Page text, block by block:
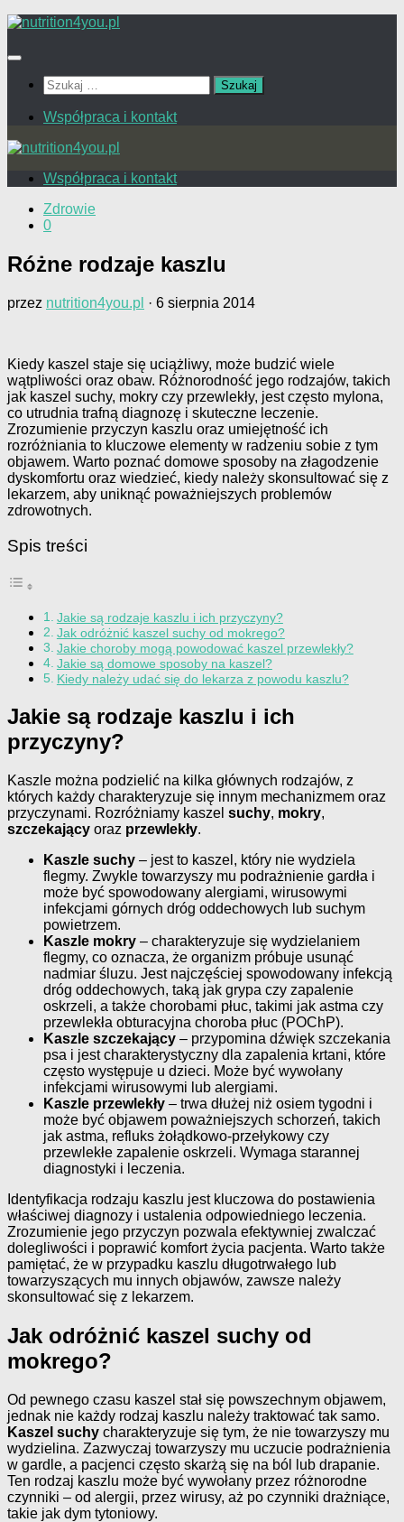
Przejdź
treści
Szukaj:
Współpraca i kontakt
Współpraca i kontakt
Zdrowie
0
Różne rodzaje kaszlu
przez nutrition4you.pl · 6 sierpnia 2014
Kiedy kaszel staje się uciążliwy, może budzić wiele
wątpliwości oraz obaw. Różnorodność jego rodzajów, takich
jak kaszel suchy, mokry czy przewlekły, jest często mylona,
co utrudnia trafną diagnozę i skuteczne leczenie.
Zrozumienie przyczyn kaszlu oraz umiejętność ich
rozróżniania to kluczowe elementy w radzeniu sobie z tym
objawem. Warto poznać domowe sposoby na złagodzenie
dyskomfortu oraz wiedzieć, kiedy należy skonsultować się z
lekarzem, aby uniknąć poważniejszych problemów
zdrowotnych.
Spis treści
Jakie są rodzaje kaszlu i ich przyczyny?
Jak odróżnić kaszel suchy od mokrego?
Jakie choroby mogą powodować kaszel przewlekły?
Jakie są domowe sposoby na kaszel?
Kiedy należy udać się do lekarza z powodu kaszlu?
Jakie są rodzaje kaszlu i ich
przyczyny?
Kaszle można podzielić na kilka głównych rodzajów, z
których każdy charakteryzuje się innym mechanizmem oraz
przyczynami. Rozróżniamy kaszel suchy, mokry,
szczekający oraz przewlekły.
Kaszle suchy – jest to kaszel, który nie wydziela
flegmy. Zwykle towarzyszy mu podrażnienie gardła i
może być spowodowany alergiami, wirusowymi
infekcjami górnych dróg oddechowych lub suchym
powietrzem.
Kaszle mokry – charakteryzuje się wydzielaniem
flegmy, co oznacza, że organizm próbuje usunąć
nadmiar śluzu. Jest najczęściej spowodowany infekcją
dróg oddechowych, taką jak grypa czy zapalenie
oskrzeli, a także chorobami płuc, takimi jak astma czy
przewlekła obturacyjna choroba płuc (POChP).
Kaszle szczekający – przypomina dźwięk szczekania
psa i jest charakterystyczny dla zapalenia krtani, które
często występuje u dzieci. Może być wywołany
infekcjami wirusowymi lub alergiami.
Kaszle przewlekły – trwa dłużej niż osiem tygodni i
może być objawem poważniejszych schorzeń, takich
jak astma, refluks żołądkowo-przełykowy czy
przewlekłe zapalenie oskrzeli. Wymaga starannej
diagnostyki i leczenia.
Identyfikacja rodzaju kaszlu jest kluczowa do postawienia
właściwej diagnozy i ustalenia odpowiedniego leczenia.
Zrozumienie jego przyczyn pozwala efektywniej zwalczać
dolegliwości i poprawić komfort życia pacjenta. Warto także
pamiętać, że w przypadku kaszlu długotrwałego lub
towarzyszących mu innych objawów, zawsze należy
skonsultować się z lekarzem.
Jak odróżnić kaszel suchy od
mokrego?
Od pewnego czasu kaszel stał się powszechnym objawem,
jednak nie każdy rodzaj kaszlu należy traktować tak samo.
Kaszel suchy charakteryzuje się tym, że nie towarzyszy mu
wydzielina. Zazwyczaj towarzyszy mu uczucie podrażnienia
w gardle, a pacjenci często skarżą się na ból lub drapanie.
Ten rodzaj kaszlu może być wywołany przez różnorodne
czynniki – od alergii, przez wirusy, aż po czynniki drażniące,
takie jak dym tytoniowy.